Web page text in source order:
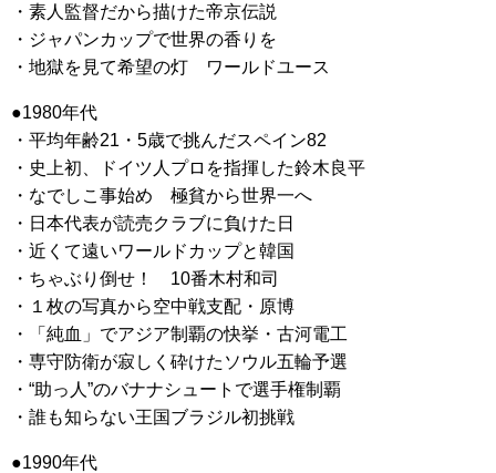
・素人監督だから描けた帝京伝説
・ジャパンカップで世界の香りを
・地獄を見て希望の灯 ワールドユース
●1980年代
・平均年齢21・5歳で挑んだスペイン82
・史上初、ドイツ人プロを指揮した鈴木良平
・なでしこ事始め 極貧から世界一へ
・日本代表が読売クラブに負けた日
・近くて遠いワールドカップと韓国
・ちゃぶり倒せ！ 10番木村和司
・１枚の写真から空中戦支配・原博
・「純血」でアジア制覇の快挙・古河電工
・専守防衛が寂しく砕けたソウル五輪予選
・“助っ人”のバナナシュートで選手権制覇
・誰も知らない王国ブラジル初挑戦
●1990年代